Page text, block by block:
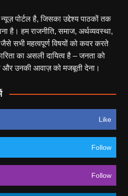
न्यूज़ पोर्टल है, जिसका उद्देश्य पाठकों तक
है। हम राजनीति, समाज, अर्थव्यवस्था,
सभी महत्वपूर्ण विषयों को कवर करते
का असली दायित्व है – जनता को
और उनकी आवाज़ को मजबूती देना।
Like
Follow
Follow